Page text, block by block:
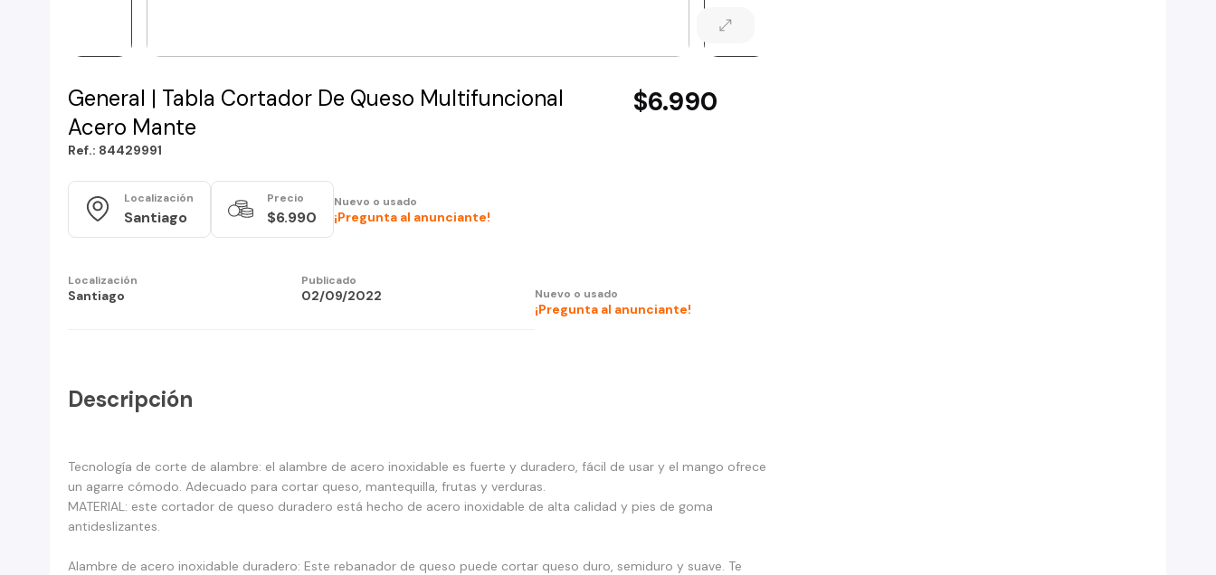
General | Tabla Cortador De Queso Multifuncional
Acero Mante
$6.990
Ref.: 84429991
Localización
Santiago
Precio
$6.990
Nuevo o usado
¡Pregunta al anunciante!
Localización
Santiago
Publicado
02/09/2022 Nuevo o usado
¡Pregunta al anunciante!
Descripción
Tecnología de corte de alambre: el alambre de acero inoxidable es fuerte y duradero, fácil de usar y el mango ofrece
un agarre cómodo. Adecuado para cortar queso, mantequilla, frutas y verduras.
MATERIAL: este cortador de queso duradero está hecho de acero inoxidable de alta calidad y pies de goma
antideslizantes.
Alambre de acero inoxidable duradero: Este rebanador de queso puede cortar queso duro, semiduro y suave. Te